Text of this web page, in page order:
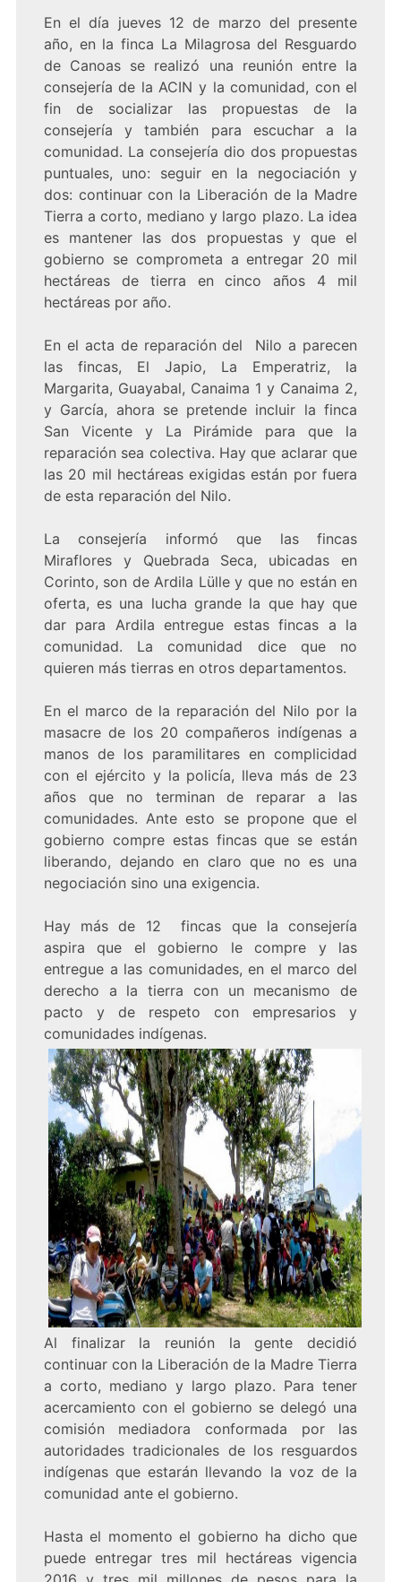
En el día jueves 12 de marzo del presente
año, en la finca La Milagrosa del Resguardo
de Canoas se realizó una reunión entre la
consejería de la ACIN y la comunidad, con el
fin de socializar las propuestas de la
consejería y también para escuchar a la
comunidad. La consejería dio dos propuestas
puntuales, uno: seguir en la negociación y
dos: continuar con la Liberación de la Madre
Tierra a corto, mediano y largo plazo. La idea
es mantener las dos propuestas y que el
gobierno se comprometa a entregar 20 mil
hectáreas de tierra en cinco años 4 mil
hectáreas por año.
En el acta de reparación del Nilo a parecen
las fincas, El Japio, La Emperatriz, la
Margarita, Guayabal, Canaima 1 y Canaima 2,
y García, ahora se pretende incluir la finca
San Vicente y La Pirámide para que la
reparación sea colectiva. Hay que aclarar que
las 20 mil hectáreas exigidas están por fuera
de esta reparación del Nilo.
La consejería informó que las fincas
Miraflores y Quebrada Seca, ubicadas en
Corinto, son de Ardila Lülle y que no están en
oferta, es una lucha grande la que hay que
dar para Ardila entregue estas fincas a la
comunidad. La comunidad dice que no
quieren más tierras en otros departamentos.
En el marco de la reparación del Nilo por la
masacre de los 20 compañeros indígenas a
manos de los paramilitares en complicidad
con el ejército y la policía, lleva más de 23
años que no terminan de reparar a las
comunidades. Ante esto se propone que el
gobierno compre estas fincas que se están
liberando, dejando en claro que no es una
negociación sino una exigencia.
Hay más de 12 fincas que la consejería
aspira que el gobierno le compre y las
entregue a las comunidades, en el marco del
derecho a la tierra con un mecanismo de
pacto y de respeto con empresarios y
comunidades indígenas.
Al finalizar la reunión la gente decidió
continuar con la Liberación de la Madre Tierra
a corto, mediano y largo plazo. Para tener
acercamiento con el gobierno se delegó una
comisión mediadora conformada por las
autoridades tradicionales de los resguardos
indígenas que estarán llevando la voz de la
comunidad ante el gobierno.
Hasta el momento el gobierno ha dicho que
puede entregar tres mil hectáreas vigencia